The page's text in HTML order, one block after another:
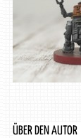
ÜBER DEN AUTOR